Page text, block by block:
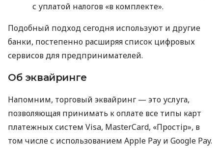
с уплатой налогов «в комплекте».
Подобный подход сегодня используют и другие
банки, постепенно расширяя список цифровых
сервисов для предпринимателей.
Об эквайринге
Напомним, торговый эквайринг — это услуга,
позволяющая принимать к оплате все типы карт
платежных систем Visa, MasterCard, «Простір», в
том числе с использованием Apple Pay и Google Pay.